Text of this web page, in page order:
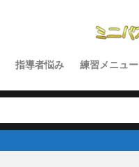
指導者悩み 練習メニュー